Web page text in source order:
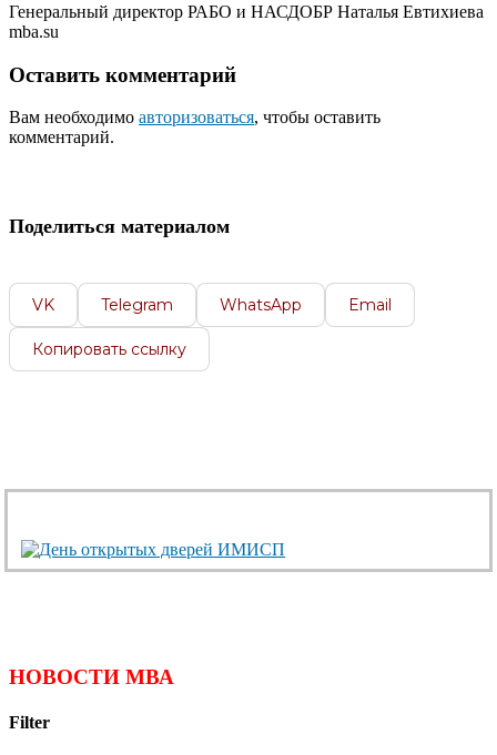
Генеральный директор РАБО и НАСДОБР Наталья Евтихиева
mba.su
Оставить комментарий
Вам необходимо авторизоваться, чтобы оставить
комментарий.
Поделиться материалом
VK Telegram WhatsApp Email
Копировать ссылку
НОВОСТИ МВА
Filter